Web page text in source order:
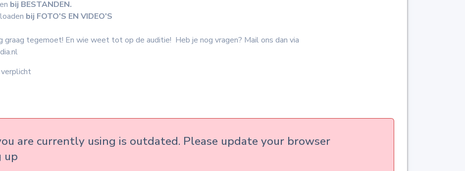
bij BESTANDEN.
bij FOTO'S EN VIDEO'S
graag tegemoet! En wie weet tot op de auditie! Heb je nog vragen? Mail ons dan via
are currently using is outdated. Please update your browser
up